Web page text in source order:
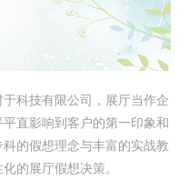
科技有限公司，展厅当作企
直影响到客户的第一印象和
的假想理念与丰富的实战教
的展厅假想决策。